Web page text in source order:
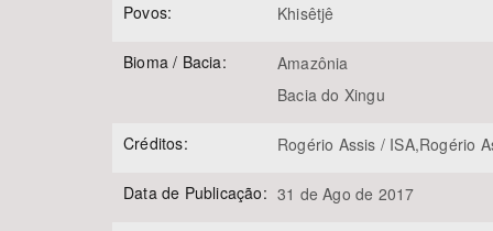
Povos: Khisêtjê
Bioma / Bacia:
Amazônia
Bacia do Xingu
Créditos: Rogério Assis / ISA,Rogério
Data de Publicação: 31 de Ago de 2017